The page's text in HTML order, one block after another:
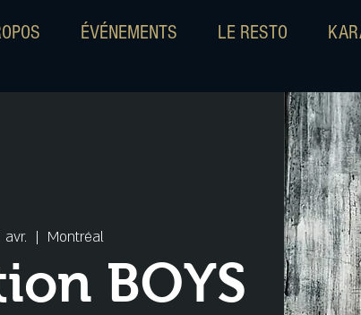
ÉVÉNEMENTS LE RESTO
avr.
  |
Montréal
BOYS